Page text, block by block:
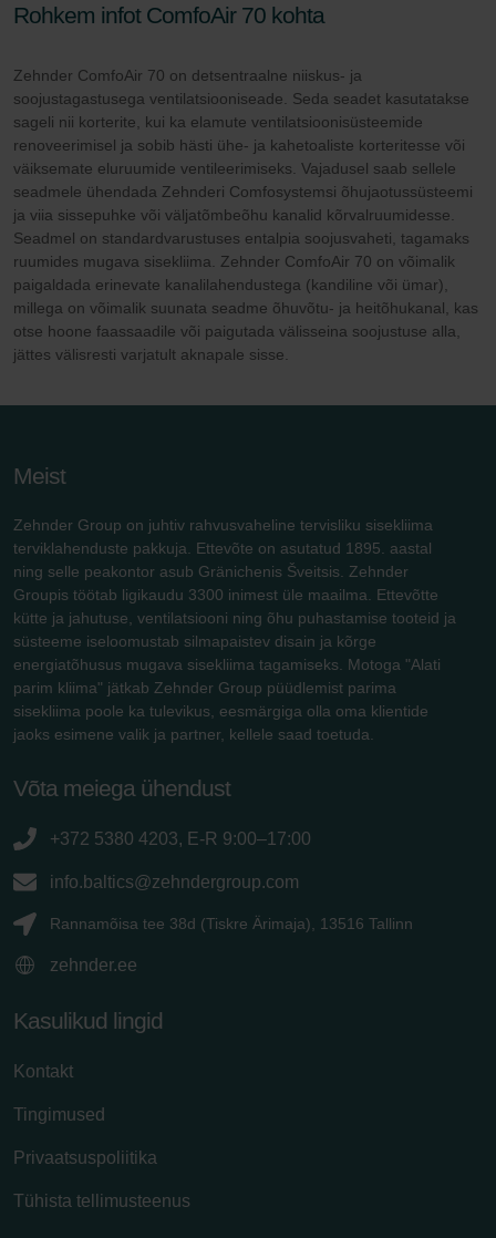
Rohkem infot ComfoAir 70 kohta
Zehnder ComfoAir 70 on detsentraalne niiskus- ja
soojustagastusega ventilatsiooniseade. Seda seadet kasutatakse
sageli nii korterite, kui ka elamute ventilatsioonisüsteemide
renoveerimisel ja sobib hästi ühe- ja kahetoaliste korteritesse või
väiksemate eluruumide ventileerimiseks. Vajadusel saab sellele
seadmele ühendada Zehnderi Comfosystemsi õhujaotussüsteemi
ja viia sissepuhke või väljatõmbeõhu kanalid kõrvalruumidesse.
Seadmel on standardvarustuses entalpia soojusvaheti, tagamaks
ruumides mugava sisekliima. Zehnder ComfoAir 70 on võimalik
paigaldada erinevate kanalilahendustega (kandiline või ümar),
millega on võimalik suunata seadme õhuvõtu- ja heitõhukanal, kas
otse hoone faassaadile või paigutada välisseina soojustuse alla,
jättes välisresti varjatult aknapale sisse.
Meist
Zehnder Group on juhtiv rahvusvaheline tervisliku sisekliima
terviklahenduste pakkuja. Ettevõte on asutatud 1895. aastal
ning selle peakontor asub Gränichenis Šveitsis. Zehnder
Groupis töötab ligikaudu 3300 inimest üle maailma. Ettevõtte
kütte ja jahutuse, ventilatsiooni ning õhu puhastamise tooteid ja
süsteeme iseloomustab silmapaistev disain ja kõrge
energiatõhusus mugava sisekliima tagamiseks. Motoga "Alati
parim kliima" jätkab Zehnder Group püüdlemist parima
sisekliima poole ka tulevikus, eesmärgiga olla oma klientide
jaoks esimene valik ja partner, kellele saad toetuda.
Võta meiega ühendust
+372 5380 4203, E-R 9:00–17:00
info.baltics@zehndergroup.com
Rannamõisa tee 38d (Tiskre Ärimaja), 13516 Tallinn
zehnder.ee
Kasulikud lingid
Kontakt
Tingimused
Privaatsuspoliitika
Tühista tellimusteenus